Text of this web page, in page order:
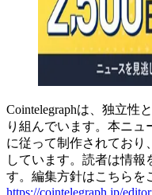
Cointelegraphは、独立性
り組んでいます。本ニュ
に従って制作されており
しています。読者は情報
す。編集方針はこちらを